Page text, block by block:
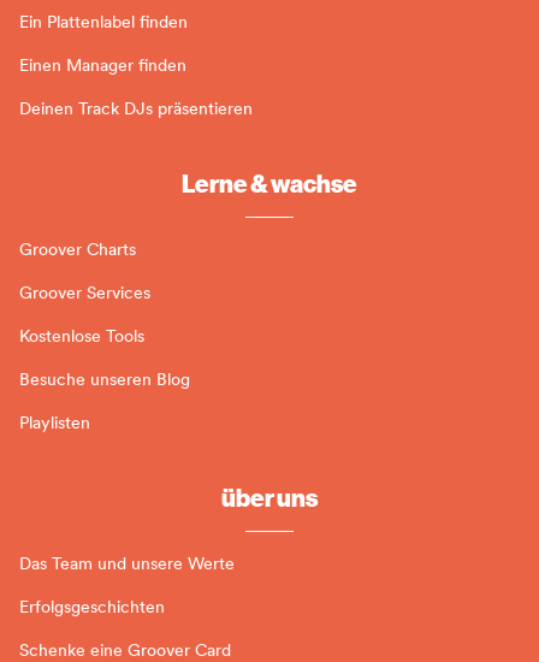
Ein Plattenlabel finden
Einen Manager finden
Deinen Track DJs präsentieren
Lerne & wachse
Groover Charts
Groover Services
Kostenlose Tools
Besuche unseren Blog
Playlisten
über uns
Das Team und unsere Werte
Erfolgsgeschichten
Schenke eine Groover Card